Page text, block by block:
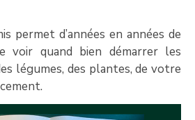
permet d’années en années de
voir quand bien démarrer les
légumes, des plantes, de votre